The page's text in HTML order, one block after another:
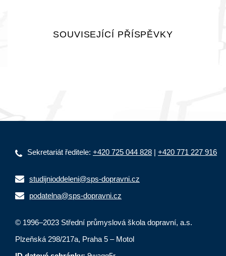
SOUVISEJÍCÍ PŘÍSPĚVKY
Sekretariát ředitele: +420 725 044 828 | +420 771 227 916
studijnioddeleni@sps-dopravni.cz
podatelna@sps-dopravni.cz
© 1996–2023 Střední průmyslová škola dopravní, a.s.
Plzeňská 298/217a, Praha 5 – Motol